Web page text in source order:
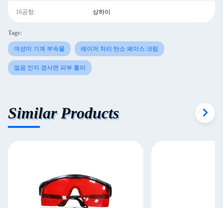
16공항: 상하이
Tags:
여성미 기계 부속물 레이저 처리 탄소 페이스 크림
얼음 인지 경사면 피부 롤러
Similar Products